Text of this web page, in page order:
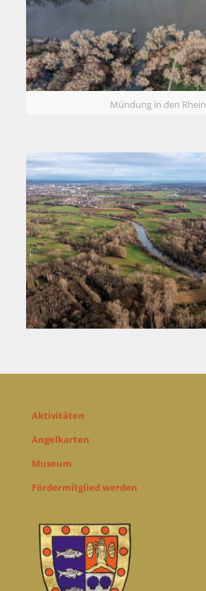
Mündung in den Rhein
Aktivitäten
Angelkarten
Museum
Fördermitglied werden